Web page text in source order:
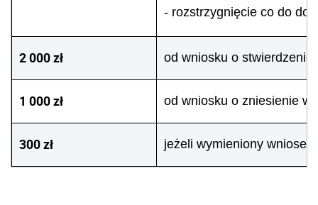
- rozstrzygnięcie co do
2 000 zł od wniosku o stwierdzenie
1 000 zł od wniosku o zniesienie
300 zł jeżeli wymieniony wniosek